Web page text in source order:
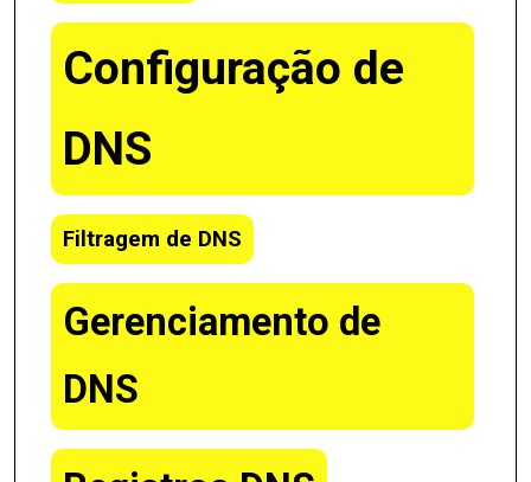
Configuração de
DNS
Filtragem de DNS
Gerenciamento de
DNS